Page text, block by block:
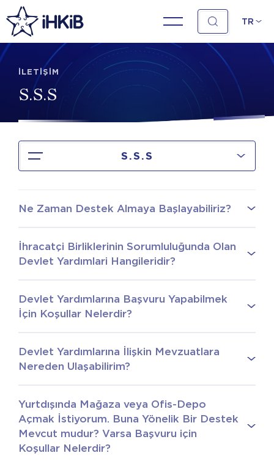
TR
İLETİŞİM
S.S.S
S.S.S
Ne Zaman Destek Almaya Başlayabiliriz?
İhracatçi Birliklerinin Sorumluluğunda Olan
Devlet Yardımlari Hangileridir?
Devlet Yardımlarına Başvuru Yapabilmek
İçin Koşullar Nelerdir?
Devlet Yardımlarına İlişkin Mevzuatlara
Nereden Ulaşabilirim?
Yurtdışında Mağaza veya Ofis-Depo
Açmak İstiyorum. Buna Yönelik Bir Destek
Mevcut mudur? Varsa Başvuru için
Koşullar Nelerdir?